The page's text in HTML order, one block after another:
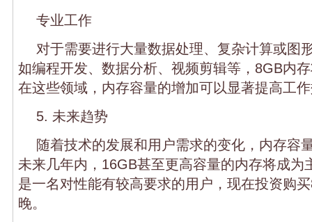
专业工作
对于需要进行大量数据处理、复杂计算或图
如编程开发、数据分析、视频剪辑等，8GB内
在这些领域，内存容量的增加可以显著提高工
5. 未来趋势
随着技术的发展和用户需求的变化，内存容
未来几年内，16GB甚至更高容量的内存将成为
是一名对性能有较高要求的用户，现在投资购
晚。